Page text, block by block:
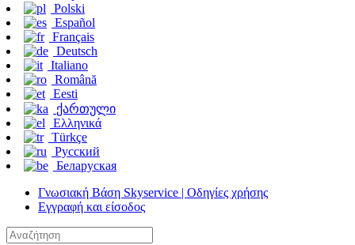
Polski
Español
Français
Deutsch
Italiano
Română
Eesti
ქართული
Ελληνικά
Türkçe
Русский
Беларуская
Γνωσιακή Βάση Skyservice | Οδηγίες χρήσης
Εγγραφή και είσοδος